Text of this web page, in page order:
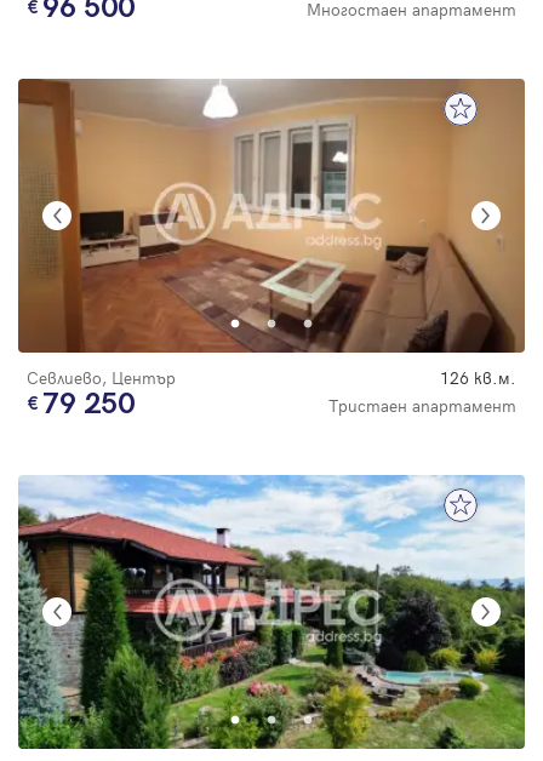
96 500 Многостаен апартамент
Севлиево, Център 126 кв.м.
79 250 Тристаен апартамент